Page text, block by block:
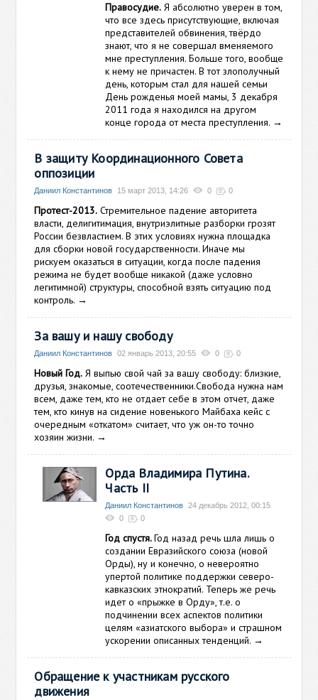
Правосудие. Я абсолютно уверен в том,
что все здесь присутствующие, включая
представителей обвинения, твёрдо
знают, что я не совершал вменяемого
мне преступления. Больше того, вообще
к нему не причастен. В тот злополучный
день, которым стал для нашей семьи
День рожденья моей мамы, 3 декабря
2011 года я находился на другом
конце города от места преступления. →
В защиту Координационного Совета
оппозиции
Даниил Константинов 15 март 2013, 14:26 0 0
Протест-2013. Стремительное падение авторитета
власти, делигитимация, внутриэлитные разборки грозят
России безвластием. В этих условиях нужна площадка
для сборки новой государственности. Иначе мы
рискуем оказаться в ситуации, когда после падения
режима не будет вообще никакой (даже условно
легитимной) структуры, способной взять ситуацию под
контроль. →
За вашу и нашу свободу
Даниил Константинов 02 январь 2013, 20:55 0 0
Новый Год. Я выпью свой чай за вашу свободу: близкие,
друзья, знакомые, соотечественники.Свобода нужна нам
всем, даже тем, кто не отдает себе в этом отчет, даже
тем, кто кинув на сидение новенького Майбаха кейс с
очередным «откатом» считает, что уж он-то точно
хозяин жизни. →
Орда Владимира Путина.
Часть II
Даниил Константинов
24 декабрь 2012, 00:15
0
0
Год спустя.Год назад речь шла лишь о
создании Евразийского союза (новой
Орды), ну и конечно, о невероятно
упертой политике поддержки северо-
кавказских этнократий. Теперь же речь
идет о «прыжке в Орду», т.е. о
подчинении всех аспектов политики
целям «азиатского выбора» и страшном
ускорении описанных тенденций. →
Обращение к участникам русского
движения